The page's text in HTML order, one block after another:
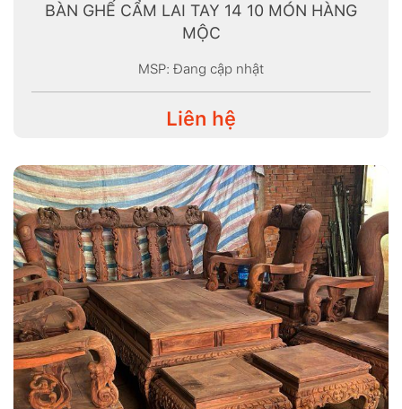
BÀN GHẾ CẨM LAI TAY 14 10 MÓN HÀNG
MỘC
MSP: Đang cập nhật
Liên hệ